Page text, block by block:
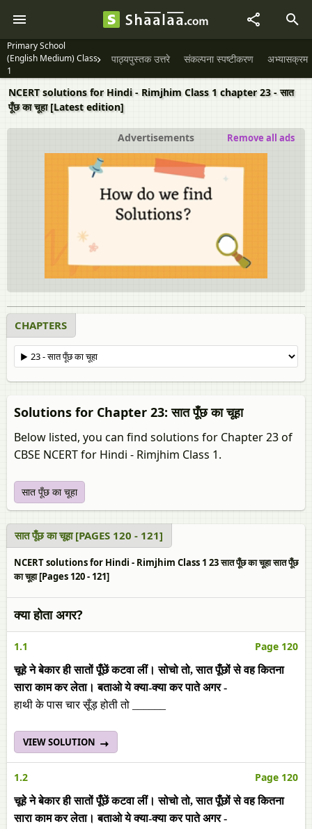
Primary School
(English Medium) Class
1
पाठ्यपुस्तक उत्तरे संकल्पना स्पष्टीकरण अभ्यासक्रम
NCERT solutions for Hindi - Rimjhim Class 1 chapter 23 - सात
पूँछ का चूहा [Latest edition]
Advertisements Remove all ads
CHAPTERS
Solutions for Chapter 23: सात पूँछ का चूहा
Below listed, you can find solutions for Chapter 23 of
CBSE NCERT for Hindi - Rimjhim Class 1.
सात पूँछ का चूहा
सात पूँछ का चूहा [PAGES 120 - 121]
NCERT solutions for Hindi - Rimjhim Class 1 23 सात पूँछ का चूहा सात पूँछ
का चूहा [Pages 120 - 121]
क्या होता अगर?
1.1 Page 120
चूहे ने बेकार ही सातों पूँछें कटवा लीं। सोचो तो, सात पूँछों से वह कितना
सारा काम कर लेता। बताओ ये क्या-क्या कर पाते अगर -
हाथी के पास चार सूँड़ होती तो ______
VIEW SOLUTION
1.2 Page 120
चूहे ने बेकार ही सातों पूँछें कटवा लीं। सोचो तो, सात पूँछों से वह कितना
सारा काम कर लेता। बताओ ये क्या-क्या कर पाते अगर -